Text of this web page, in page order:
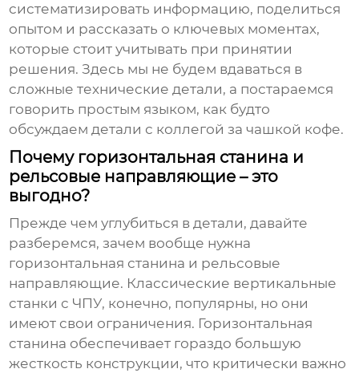
систематизировать информацию, поделиться
опытом и рассказать о ключевых моментах,
которые стоит учитывать при принятии
решения. Здесь мы не будем вдаваться в
сложные технические детали, а постараемся
говорить простым языком, как будто
обсуждаем детали с коллегой за чашкой кофе.
Почему горизонтальная станина и
рельсовые направляющие – это
выгодно?
Прежде чем углубиться в детали, давайте
разберемся, зачем вообще нужна
горизонтальная станина и рельсовые
направляющие. Классические вертикальные
станки с ЧПУ, конечно, популярны, но они
имеют свои ограничения. Горизонтальная
станина обеспечивает гораздо большую
жесткость конструкции, что критически важно